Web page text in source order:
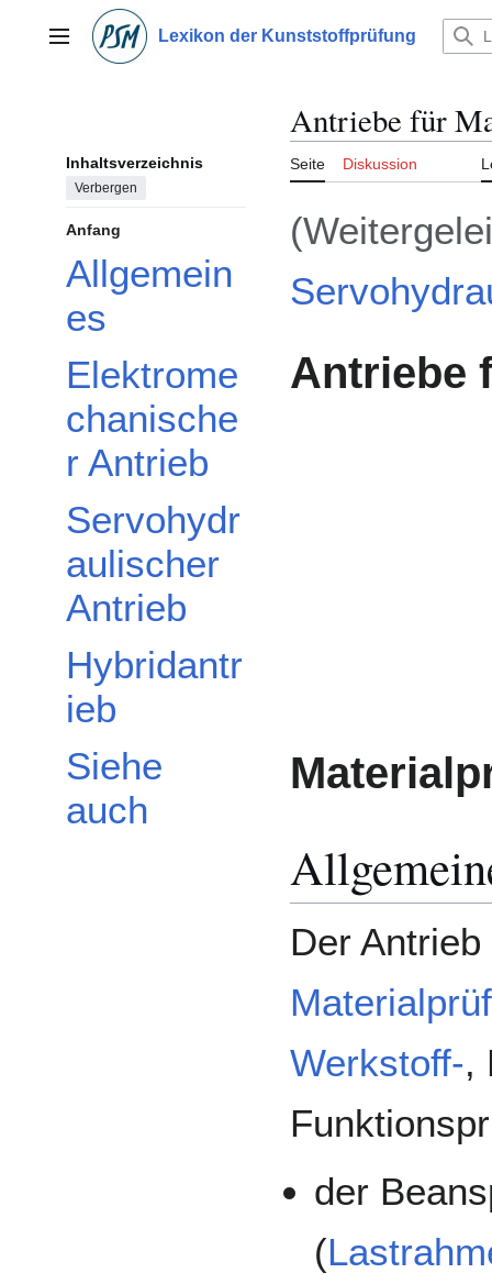
springenHauptmenü Lexikon der Kunststoffprüfung
Inhaltsverzeichnis
Verbergen
Anfang
Allgemein
es
Elektrome
chanische
r Antrieb
Servohydr
aulischer
Antrieb
Hybridantr
ieb
Siehe
auch
Antriebe für
Seite Diskussion
Antriebe
Der
Werkstoff-,
der
(